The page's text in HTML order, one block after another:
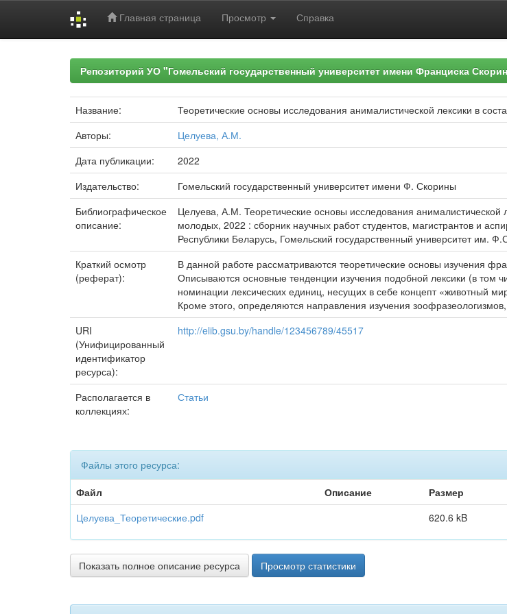
Главная страница Просмотр Справка
Репозиторий УО "Гомельский государственный университет имени Франциска
Название:
Теоретические основы исследования анималистической лексики в
Авторы:
Целуева, А.М.
Дата публикации:
2022
Издательство:
Гомельский государственный университет имени Ф. Скорины
Библиографическое
описание:
Целуева, А.М. Теоретические основы исследования
молодых, 2022 : сборник научных работ студентов, магистрантов и
Республики Беларусь, Гомельский государственный университет
Краткий осмотр
(реферат):
В данной работе рассматриваются теоретические основы изучения
Описываются основные тенденции изучения подобной лексики (в том
номинации лексических единиц, несущих в себе концепт «животный
Кроме этого, определяются направления изучения
URI
(Унифицированный
идентификатор
ресурса):
http://elib.gsu.by/handle/123456789/45517
Располагается в
коллекциях:
Статьи
Файлы этого ресурса:
Файл
Описание Размер
Целуева_Теоретические.pdf
620.6 kB
Показать полное описание ресурса Просмотр статистики